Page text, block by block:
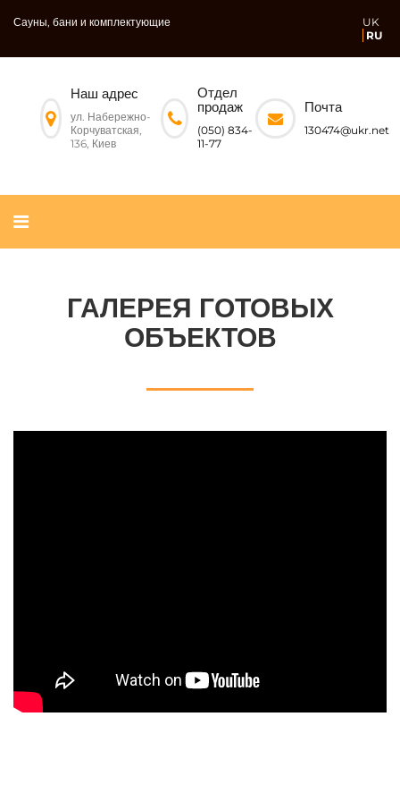
Сауны, бани и комплектующие
UK
RU
Наш адрес
ул. Набережно-
Корчуватская,
136, Киев
Отдел
продаж
(050) 834-
11-77
Почта
130474@ukr.net
ГАЛЕРЕЯ ГОТОВЫХ
ОБЪЕКТОВ